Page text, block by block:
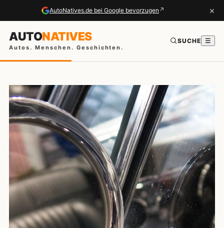
AutoNatives.de bei Google bevorzugen ↗ ×
AUTONATIVES
Autos. Menschen. Geschichten.
SUCHE ☰